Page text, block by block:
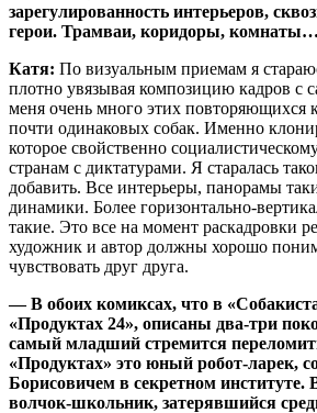
зарегулированность интерьеров,
герои. Трамваи, коридоры, комнаты…
Катя: По визуальным приемам я
плотно увязывая композицию кадров с
меня очень много этих повторяющихся
почти одинаковых собак. Именно
которое свойственно
странам с диктатурами. Я старалась
добавить. Все интерьеры, панорамы
динамики. Более горизонтально-
такие. Это все на момент раскадровки
художник и автор должны хорошо
чувствовать друг друга.
— В обоих комиксах, что в
«Продуктах 24», описаны два-три
самый младший стремится
«Продуктах» это юный робот-ларек,
Борисовичем в секретном
волчок-школьник, затерявшийся